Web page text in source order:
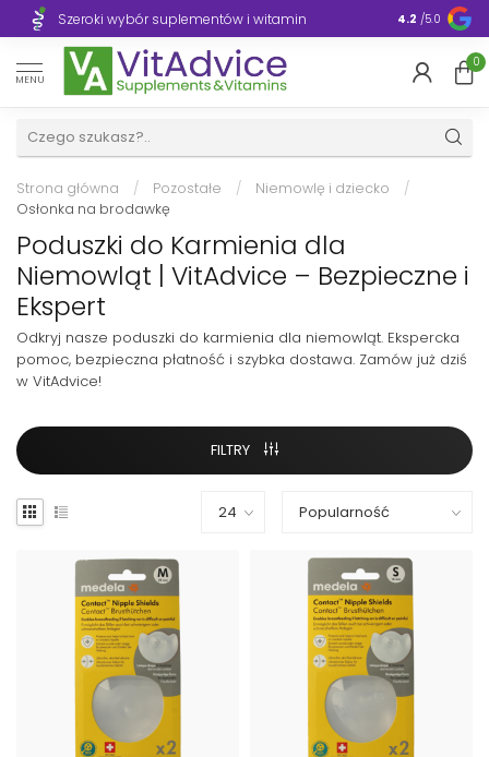
Szeroki wybór suplementów i witamin 4.2 /5.0
MENU
0
Strona główna / Pozostałe / Niemowlę i dziecko
/
Osłonka na brodawkę
Poduszki do Karmienia dla
Niemowląt | VitAdvice – Bezpieczne i
Ekspert
Odkryj nasze poduszki do karmienia dla niemowląt. Ekspercka
pomoc, bezpieczna płatność i szybka dostawa. Zamów już dziś
w VitAdvice!
FILTRY